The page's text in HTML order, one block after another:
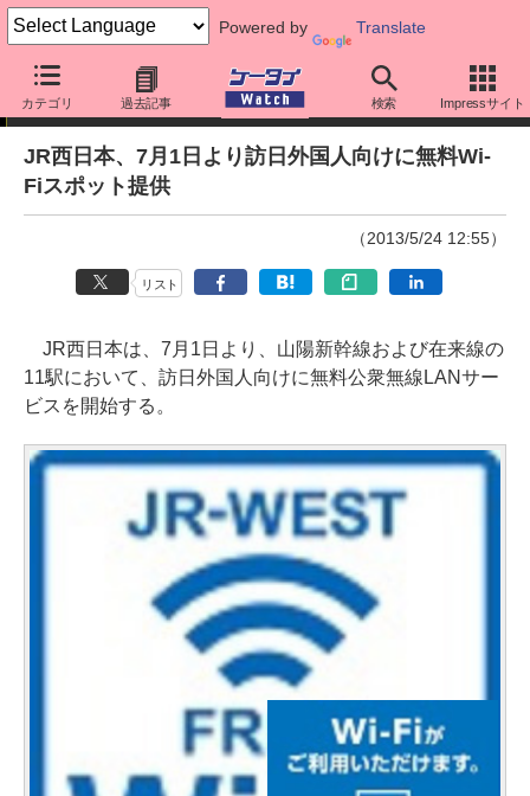
Powered by Translate
カテゴリ 過去記事 検索 Impressサイト
ニュース
JR西日本、7月1日より訪日外国人向けに無料Wi-
Fiスポット提供
（2013/5/24 12:55）
リスト
JR西日本は、7月1日より、山陽新幹線および在来線の
11駅において、訪日外国人向けに無料公衆無線LANサー
ビスを開始する。